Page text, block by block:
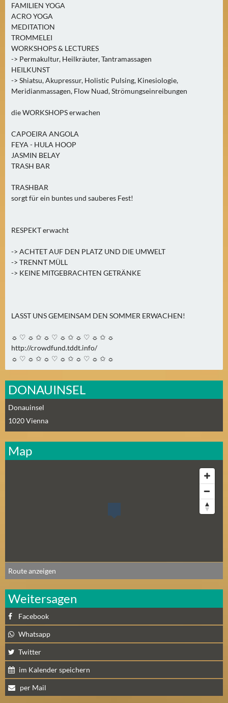
FAMILIEN YOGA
ACRO YOGA
MEDITATION
TROMMELEI
WORKSHOPS & LECTURES
-> Permakultur, Heilkräuter, Tantramassagen
HEILKUNST
-> Shiatsu, Akupressur, Holistic Pulsing, Kinesiologie,
Meridianmassagen, Flow Nuad, Strömungseinreibungen
die WORKSHOPS erwachen
CAPOEIRA ANGOLA
FEYA - HULA HOOP
JASMIN BELAY
TRASH BAR
TRASHBAR
sorgt für ein buntes und sauberes Fest!
RESPEKT erwacht
-> ACHTET AUF DEN PLATZ UND DIE UMWELT
-> TRENNT MÜLL
-> KEINE MITGEBRACHTEN GETRÄNKE
LASST UNS GEMEINSAM DEN SOMMER ERWACHEN!
☼ ♡ ☼ ✩ ☼ ♡ ☼ ✩ ☼ ♡ ☼ ✩ ☼
http://crowdfund.tddt.info/
☼ ♡ ☼ ✩ ☼ ♡ ☼ ✩ ☼ ♡ ☼ ✩ ☼
DONAUINSEL
Donauinsel
1020Vienna
Map
Route anzeigen
Weitersagen
Facebook
Whatsapp
Twitter
im Kalender speichern
per Mail